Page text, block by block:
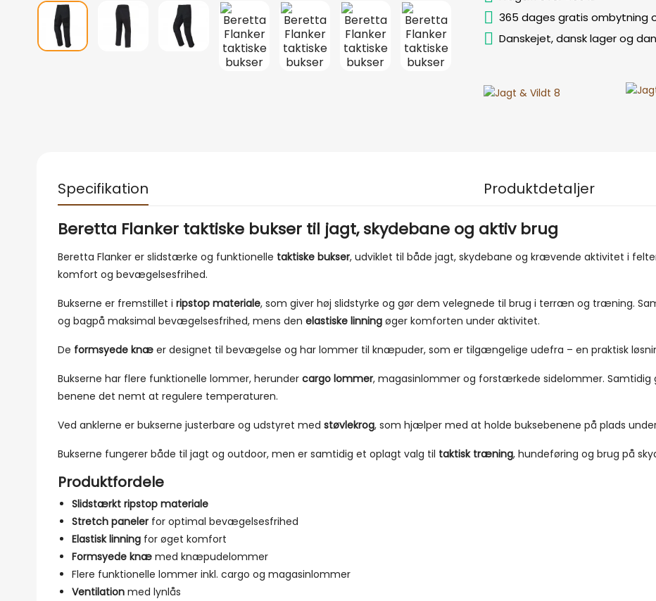
365 dages gratis ombytning
Danskejet, dansk lager og
Specifikation Produktdetaljer
Beretta Flanker taktiske bukser til jagt, skydebane og aktiv brug
Beretta Flanker er slidstærke og funktionelle taktiske bukser, udviklet til både jagt, skydebane og krævende aktivitet i
komfort og bevægelsesfrihed.
Bukserne er fremstillet i ripstop materiale, som giver høj slidstyrke og gør dem velegnede til brug i terræn og træning.
og bagpå maksimal bevægelsesfrihed, mens den elastiske linning øger komforten under aktivitet.
De formsyede knæ er designet til bevægelse og har lommer til knæpuder, som er tilgængelige udefra – en praktisk
Bukserne har flere funktionelle lommer, herunder cargo lommer, magasinlommer og forstærkede sidelommer. Samtidig
benene det nemt at regulere temperaturen.
Ved anklerne er bukserne justerbare og udstyret med støvlekrog, som hjælper med at holde buksebenene på plads
Bukserne fungerer både til jagt og outdoor, men er samtidig et oplagt valg til taktisk træning, hundeføring og brug på
Produktfordele
Slidstærkt ripstop materiale
Stretch paneler for optimal bevægelsesfrihed
Elastisk linning for øget komfort
Formsyede knæ med knæpudelommer
Flere funktionelle lommer inkl. cargo og magasinlommer
Ventilation med lynlås